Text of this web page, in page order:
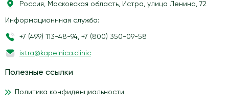
Россия, Московская область, Истра, улица Ленина, 72
Информационнная служба:
+7 (499) 113-48-94, +7 (800) 350-09-58
istra@kapelnica.clinic
Полезные ссылки
Политика конфиденциальности